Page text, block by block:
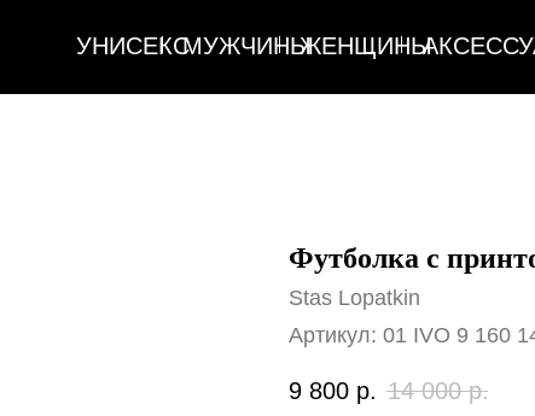
УНИСЕКСМУЖЧИНЫЖЕНЩИНЫАКСЕССУАРЫДОМ
УНИСЕКСМУЖЧИНЫЖЕНЩИНЫАКСЕССУАРЫДОМ
Футболка с
Stas Lopatkin
Артикул: 01 IVO 9 160
9 800 р. 14 000 р.